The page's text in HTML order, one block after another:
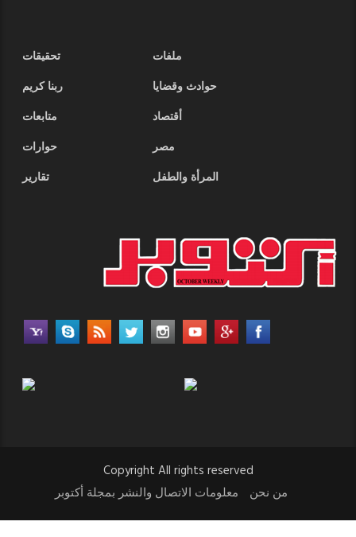
ملفات
تحقيقات
حوادث وقضايا
ربنا كريم
أقتصاد
متابعات
مصر
حوارات
المرأة والطفل
تقارير
Copyright All rights reserved
من نحن
معلومات الاتصال والنشر بمجلة أكتوبر